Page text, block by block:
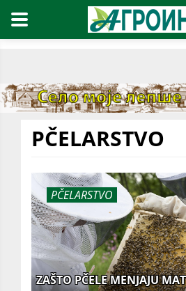
PČELARSTVO
PČELARSTVO
ZAŠTO PČELE MENJAJU